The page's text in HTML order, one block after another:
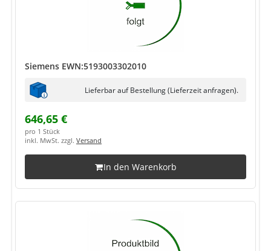
Siemens EWN:5193003302010
Lieferbar auf Bestellung (Lieferzeit anfragen).
646,65 €
pro 1 Stück
inkl. MwSt. zzgl. Versand
In den Warenkorb